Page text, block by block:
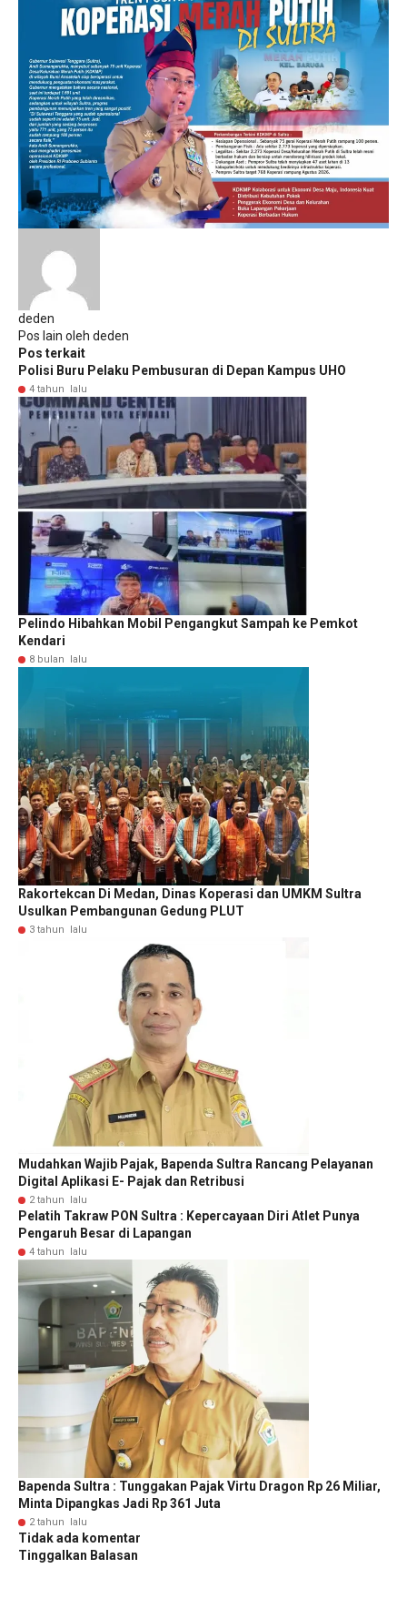
deden
Pos lain oleh deden
Pos terkait
Polisi Buru Pelaku Pembusuran di Depan Kampus UHO
4 tahun lalu
Pelindo Hibahkan Mobil Pengangkut Sampah ke Pemkot
Kendari
8 bulan lalu
Rakortekcan Di Medan, Dinas Koperasi dan UMKM Sultra
Usulkan Pembangunan Gedung PLUT
3 tahun lalu
Mudahkan Wajib Pajak, Bapenda Sultra Rancang Pelayanan
Digital Aplikasi E- Pajak dan Retribusi
2 tahun lalu
Pelatih Takraw PON Sultra : Kepercayaan Diri Atlet Punya
Pengaruh Besar di Lapangan
4 tahun lalu
Bapenda Sultra : Tunggakan Pajak Virtu Dragon Rp 26 Miliar,
Minta Dipangkas Jadi Rp 361 Juta
2 tahun lalu
Tidak ada komentar
Tinggalkan Balasan